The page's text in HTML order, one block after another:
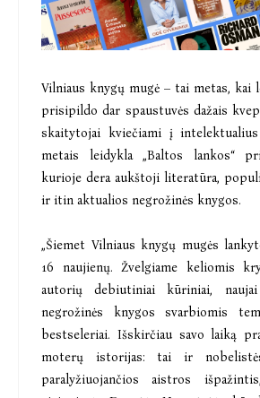
Vilniaus knygų mugė – tai metas, kai
prisipildo dar spaustuvės dažais
skaitytojai kviečiami į
metais leidykla „Baltos lankos“
kurioje dera aukštoji literatūra,
ir itin aktualios negrožinės knygos.
„Šiemet Vilniaus knygų mugės
16 naujienų. Žvelgiame keliomis
autorių debiutiniai kūriniai,
negrožinės knygos svarbiomis
bestseleriai. Išskirčiau savo laiką
moterų istorijas: tai ir
paralyžiuojančios aistros